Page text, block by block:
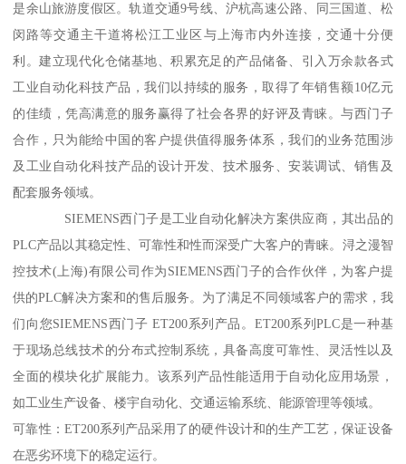
是余山旅游度假区。轨道交通9号线、沪杭高速公路、同三国道、松
闵路等交通主干道将松江工业区与上海市内外连接，交通十分便
利。建立现代化仓储基地、积累充足的产品储备、引入万余款各式
工业自动化科技产品，我们以持续的服务，取得了年销售额10亿元
的佳绩，凭高满意的服务赢得了社会各界的好评及青睐。与西门子
合作，只为能给中国的客户提供值得服务体系，我们的业务范围涉
及工业自动化科技产品的设计开发、技术服务、安装调试、销售及
配套服务领域。
SIEMENS西门子是工业自动化解决方案供应商，其出品的
PLC产品以其稳定性、可靠性和性而深受广大客户的青睐。浔之漫智
控技术(上海)有限公司作为SIEMENS西门子的合作伙伴，为客户提
供的PLC解决方案和的售后服务。为了满足不同领域客户的需求，我
们向您SIEMENS西门子 ET200系列产品。ET200系列PLC是一种基
于现场总线技术的分布式控制系统，具备高度可靠性、灵活性以及
全面的模块化扩展能力。该系列产品性能适用于自动化应用场景，
如工业生产设备、楼宇自动化、交通运输系统、能源管理等领域。
可靠性：ET200系列产品采用了的硬件设计和的生产工艺，保证设备
在恶劣环境下的稳定运行。